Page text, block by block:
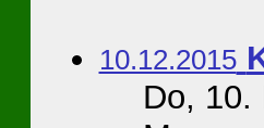
10.12.2015
Do,